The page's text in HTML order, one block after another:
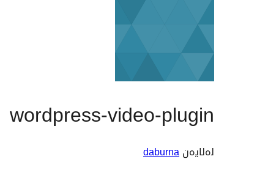
wordpress-video-plugin
لەلایەنdaburna